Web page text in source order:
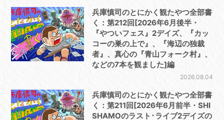
兵庫慎司のとにかく観たやつ全部書
く：第212回[2026年6月後半・
『やついフェス』2デイズ、『カッ
コーの巣の上で』、『海辺の独裁
者』、真心の『青山フォーク村』、
などの7本を観ました]編
2026.08.04
兵庫慎司のとにかく観たやつ全部書
く：第211回[2026年6月前半・SHI
SHAMOのラスト･ライブ2デイズの